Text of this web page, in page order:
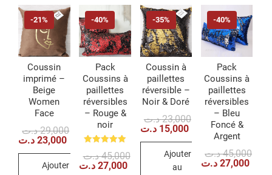
-21%
Coussin
imprimé –
Beige
Women
Face
29,000 د.ت
Le
était :
29,000 د.ت.
23,000 د.ت
Le
est :
23,000 د.ت.
Ajouter
-40%
Pack
Coussins à
paillettes
réversibles
– Rouge &
noir
5.00
sur 5
45,000 د.ت
Le
27,000 د.ت
Le
-35%
Coussin à
paillettes
réversible –
Noir & Doré
23,000 د.ت
Le
était :
23,000 د.ت.
15,000 د.ت
Le
actuel
est :
15,000 د.ت.
Ajouter
au
-40%
Pack
Coussins à
paillettes
réversibles
– Bleu
Foncé &
Argent
45,000 د.ت
Le
27,000 د.ت
Le